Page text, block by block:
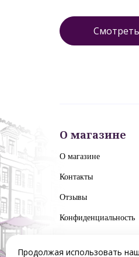
О магазине
О магазине
Контакты
Отзывы
Конфиденциальность
Продолжая использовать